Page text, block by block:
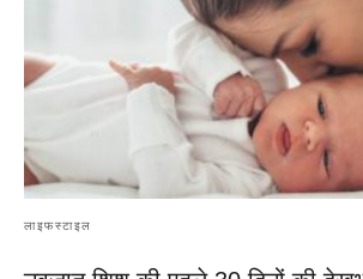
लाइफस्टाइल